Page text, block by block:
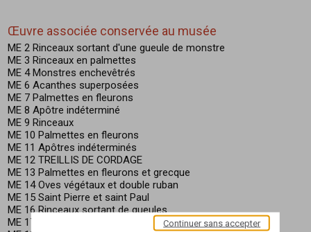
Œuvre associée conservée au musée
ME 2 Rinceaux sortant d'une gueule de monstre
ME 3 Rinceaux en palmettes
ME 4 Monstres enchevêtrés
ME 6 Acanthes superposées
ME 7 Palmettes en fleurons
ME 8 Apôtre indéterminé
ME 9 Rinceaux
ME 10 Palmettes en fleurons
ME 11 Apôtres indéterminés
ME 12 TREILLIS DE CORDAGE
ME 13 Palmettes en fleurons et grecque
ME 14 Oves végétaux et double ruban
ME 15 Saint Pierre et saint Paul
ME 16 Rinceaux sortant de gueules
ME 17 Grecque et ruban
Continuer sans accepter